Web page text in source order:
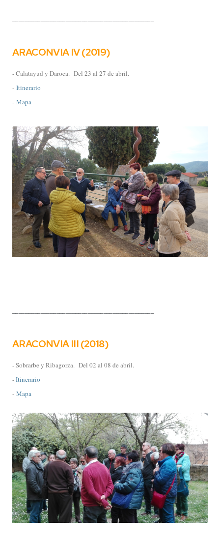
ARACONVIA IV (2019)
- Calatayud y Daroca. Del 23 al 27 de abril.
- Itinerario
- Mapa
ARACONVIA III (2018)
- Sobrarbe y Ribagorza. Del 02 al 08 de abril.
-Itinerario
- Mapa